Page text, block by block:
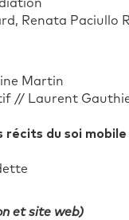
Renata Paciullo
Martin
// Laurent
récits du soi mobile
et site web)